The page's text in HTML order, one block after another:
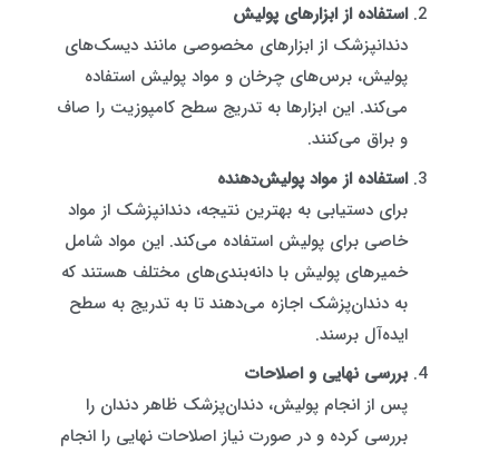
استفاده از ابزارهای پولیش
دندانپزشک از ابزارهای مخصوصی مانند دیسک‌های
پولیش، برس‌های چرخان و مواد پولیش‌ استفاده
می‌کند. این ابزارها به تدریج سطح کامپوزیت را صاف
و براق می‌کنند.
استفاده از مواد پولیش‌دهنده
برای دستیابی به بهترین نتیجه، دندانپزشک از مواد
خاصی برای پولیش استفاده می‌کند. این مواد شامل
خمیرهای پولیش با دانه‌بندی‌های مختلف هستند که
به دندان‌پزشک اجازه می‌دهند تا به تدریج به سطح
ایده‌آل برسند.
بررسی نهایی و اصلاحات
پس از انجام پولیش، دندان‌پزشک ظاهر دندان را
بررسی کرده و در صورت نیاز اصلاحات نهایی را انجام